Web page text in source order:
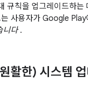
규칙을 업그레이드하는
사용자가 Google Play
니다.
활한) 시스템